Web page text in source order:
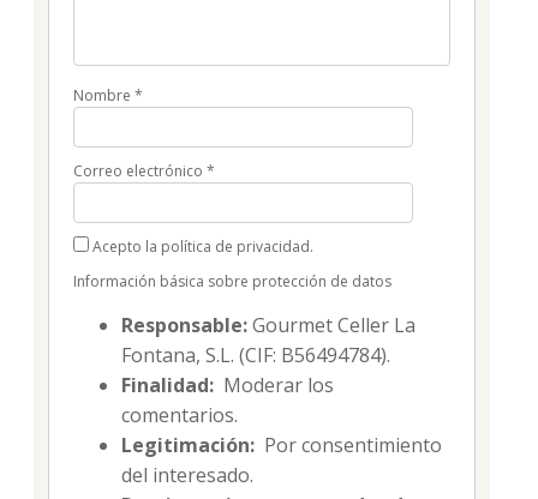
Nombre *
Correo electrónico *
Acepto la política de privacidad.
Información básica sobre protección de datos
Responsable:Gourmet Celler La
Fontana, S.L. (CIF: B56494784).
Finalidad: Moderar los
comentarios.
Legitimación: Por consentimiento
del interesado.